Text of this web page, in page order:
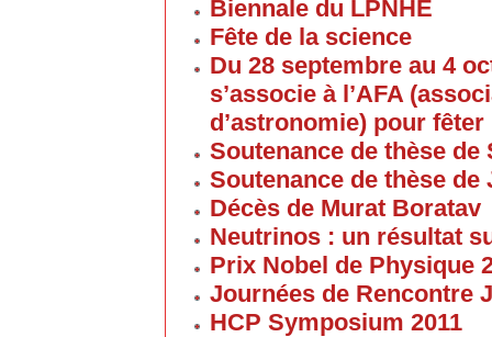
Biennale du LPNHE
Fête de la science
Du 28 septembre au 4
s’associe à l’AFA
d’astronomie) pour fêter
Soutenance de thèse
Soutenance de thèse
Décès de Murat Boratav
Neutrinos : un résultat
Prix Nobel de Physique
Journées de Rencontre
HCP Symposium 2011